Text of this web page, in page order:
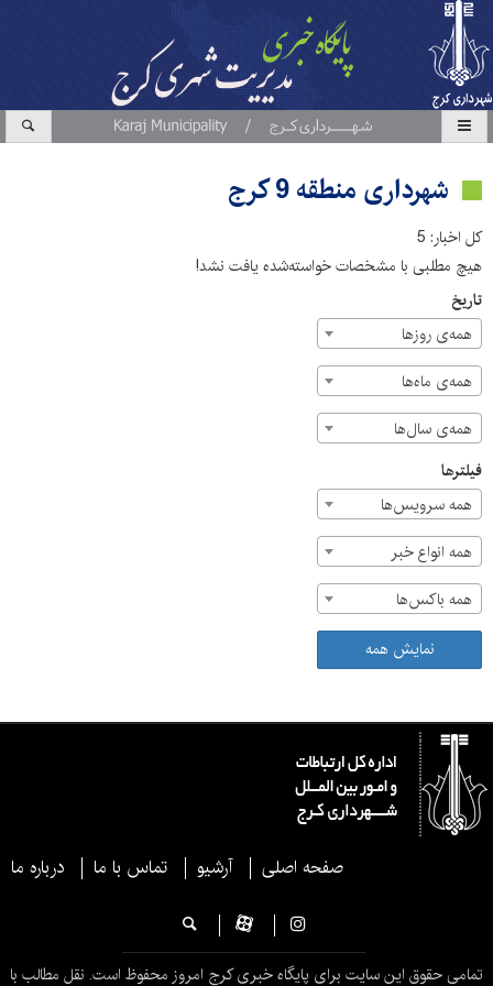
شهرداری منطقه 9 کرج
کل اخبار: 5
هیچ مطلبی با مشخصات خواسته‌شده یافت نشد!
تاریخ
همه‌ی روزها
همه‌ی ماه‌ها
همه‌ی سال‌ها
فیلترها
همه سرویس‌ها
همه انواع خبر
همه باکس‌ها
نمایش همه
صفحه اصلی آرشیو تماس با ما درباره ما
تمامی حقوق این سایت برای پایگاه خبری کرج امروز محفوظ است. نقل مطالب با